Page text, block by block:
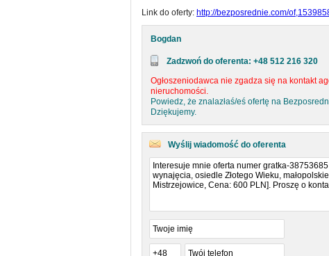
Link do oferty: http://bezposrednie.com/
Bogdan
Zadzwoń do oferenta: +48 512 216 320
Ogłoszeniodawca nie zgadza się na kontakt
nieruchomości.
Powiedz, że znalazłaś/eś ofertę na
Dziękujemy.
Wyślij wiadomość do oferenta